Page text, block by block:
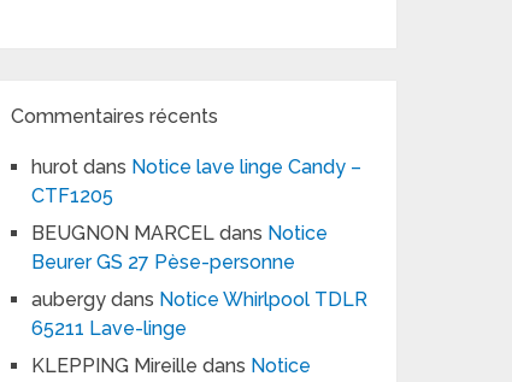
Commentaires récents
hurot dans Notice lave linge Candy –
CTF1205
BEUGNON MARCEL dans Notice
Beurer GS 27 Pèse-personne
aubergy dans Notice Whirlpool TDLR
65211 Lave-linge
KLEPPING Mireille dans Notice